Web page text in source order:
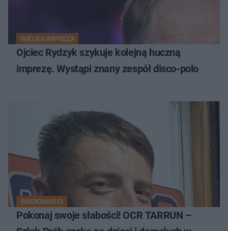
WIELKA IMPREZA
Ojciec Rydzyk szykuje kolejną huczną
imprezę. Wystąpi znany zespół disco-polo
WIADOMOŚCI
Pokonaj swoje słabości! OCR TARRUN –